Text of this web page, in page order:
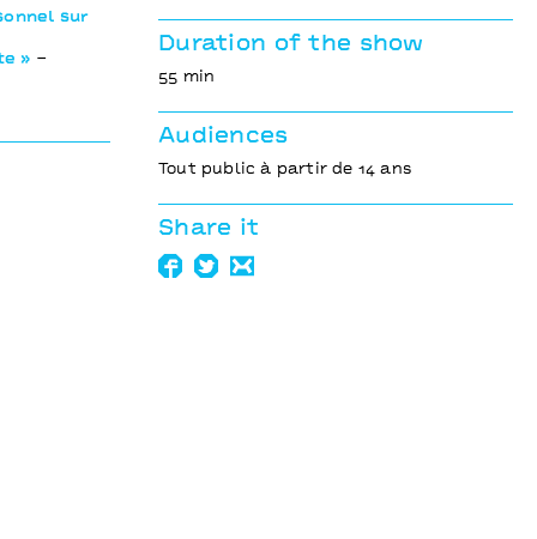
sur
» –
Duration of the show
55 min
Audiences
Tout public à partir de 14 ans
Share it